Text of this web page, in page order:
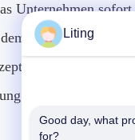
Unternehmen
lokalen
dass Jinwang
der zukünftigen
Liting
Good day, what
for?